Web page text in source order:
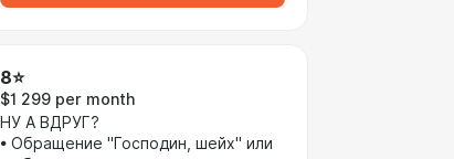
8⭐
$1 299 per month
НУ А ВДРУГ?
• Обращение "Господин, шейх" или